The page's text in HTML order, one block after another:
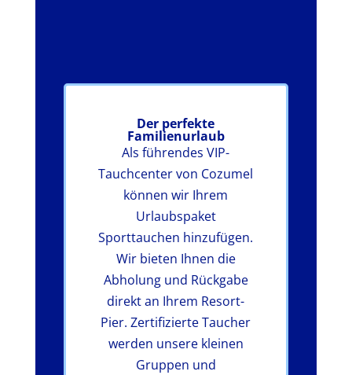
Der perfekte
Familienurlaub
Als führendes VIP-
Tauchcenter von Cozumel
können wir Ihrem
Urlaubspaket
Sporttauchen hinzufügen.
Wir bieten Ihnen die
Abholung und Rückgabe
direkt an Ihrem Resort-
Pier. Zertifizierte Taucher
werden unsere kleinen
Gruppen und